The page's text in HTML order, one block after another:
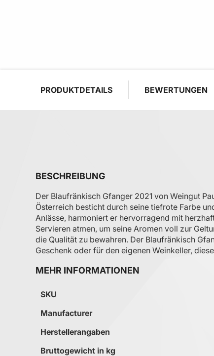
PRODUKTDETAILS BEWERTUNGEN
BESCHREIBUNG
Der Blaufränkisch Gfanger 2021 von Weingut
Österreich besticht durch seine tiefrote Farbe
Anlässe, harmoniert er hervorragend mit
Servieren atmen, um seine Aromen voll zur
die Qualität zu bewahren. Der Blaufränkisch
Geschenk oder für den eigenen Weinkeller,
MEHR INFORMATIONEN
Mehr Informationen
SKU
Manufacturer
Herstellerangaben
Bruttogewicht in kg